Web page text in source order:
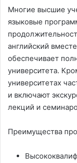
Многие высшие
языковые
английский
обеспечивает
университета.
университетах
и включают
лекций и
Преимущества